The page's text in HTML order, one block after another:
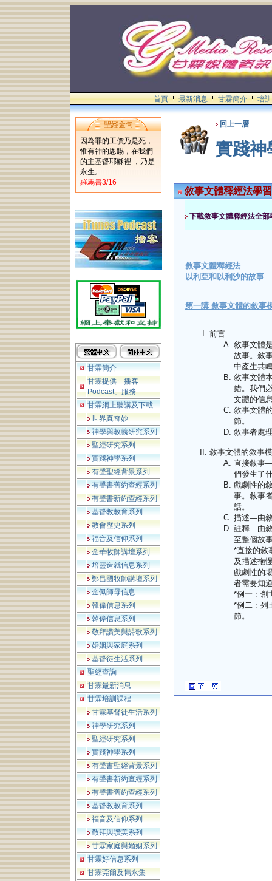
首頁 最新消息 甘霖簡介 培
聖經金句
因為罪的工價乃是死，
惟有神的恩賜，在我們
的主基督耶穌裡 ，乃是
永生。
羅馬書3/16
甘霖簡介
甘霖提供「播客
Podcast」服務
甘霖網上聽講及下載
世界真奇妙
神學與教義研究系列
聖經研究系列
實踐神學系列
有聲聖經背景系列
有聲書舊約查經系列
有聲書新約查經系列
基督教教育系列
教會歷史系列
福音及信仰系列
金華牧師講壇系列
培靈造就信息系列
鄭昌國牧師講壇系列
金佩師母信息
韓偉信息系列
韓偉信息系列
敬拜讚美與詩歌系列
婚姻與家庭系列
基督徒生活系列
聖經查詢
甘霖最新消息
甘霖培訓課程
甘霖基督徒生活系列
神學研究系列
聖經研究系列
實踐神學系列
有聲書聖經背景系列
有聲書新約查經系列
有聲書舊約查經系列
基督教教育系列
福音及信仰系列
敬拜與讚美系列
甘霖家庭與婚姻系列
甘霖好信息系列
甘霖莞爾及雋永集
回上一層
實踐神
敘事文體釋經法學
下載敘事文體釋經法全
敘事文體釋經法
以利亞和以利沙的故事
第一講 敘事文體的敘事
前言
敘事文體
故事。敘
中產生共
敘事文體
錯。我們
文體的信
敘事文體
節。
敘事者處
敘事文體的敘事
直接敘事
們發生了
戲劇性的
事。敘事
話。
描述—由
註釋—由
至整個故
*直接的敘
及描述拖
戲劇性的
者需要知
*例一﹕創
*例二﹕列
節。